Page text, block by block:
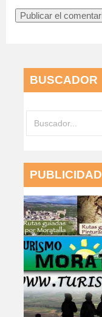
BUSCADOR
PUBLICIDAD